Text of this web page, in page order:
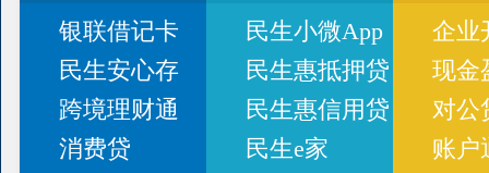
银联借记卡
民生安心存
跨境理财通
消费贷
民生小微App
民生惠抵押贷
民生惠信用贷
民生e家
企业
现金
对公
账户